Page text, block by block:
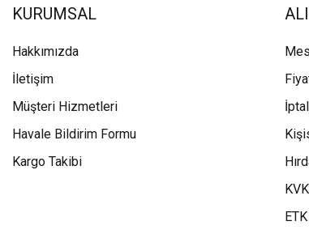
KURUMSAL
Hakkımızda
İletişim
Müşteri Hizmetleri
Havale Bildirim Formu
Kargo Takibi